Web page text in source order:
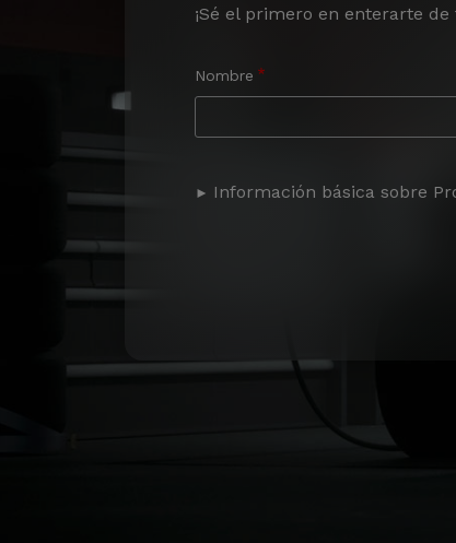
¡Sé el primero en enterarte
Nombre
Información básica sobre